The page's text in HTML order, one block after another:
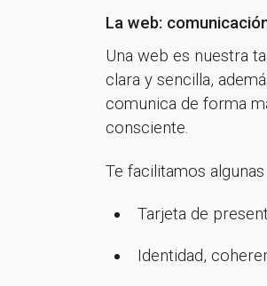
La web:
Una web es nuestra
clara y sencilla,
comunica de forma
consciente.
Te facilitamos
Tarjeta de
Identidad,